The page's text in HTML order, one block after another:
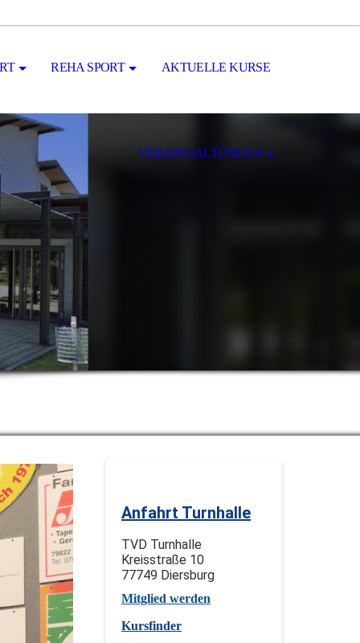
REHA SPORT AKTUELLE KURSE
VERANSTALTUNGEN
Anfahrt Turnhalle
TVD Turnhalle
Kreisstraße 10
77749 Diersburg
Mitglied werden
Kursfinder